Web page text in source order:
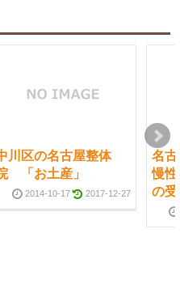
川区の名古屋整体
「お土産」
2014-10-17 2017-12-27
名
慢
の